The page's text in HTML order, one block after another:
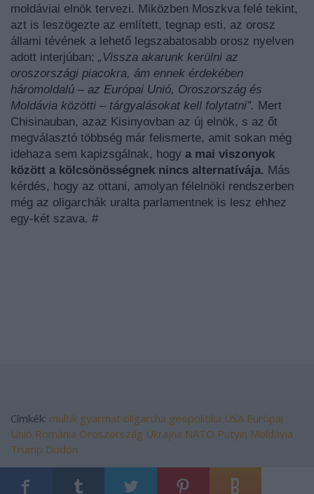
moldáviai elnök tervezi. Miközben Moszkva felé tekint,
azt is leszögezte az említett, tegnap esti, az orosz
állami tévének a lehető legszabatosabb orosz nyelven
adott interjúban: „Vissza akarunk kerülni az
oroszországi piacokra, ám ennek érdekében
háromoldalú – az Európai Unió, Oroszország és
Moldávia közötti – tárgyalásokat kell folytatni”. Mert
Chisinauban, azaz Kisinyovban az új elnök, s az őt
megválasztó többség már felismerte, amit sokan még
idehaza sem kapizsgálnak, hogy a mai viszonyok
között a kölcsönösségnek nincs alternatívája. Más
kérdés, hogy az ottani, amolyan félelnöki rendszerben
még az oligarchák uralta parlamentnek is lesz ehhez
egy-két szava. #
Címkék: multik gyarmat oligarcha geopolitika USA Európai
Unió Románia Oroszország Ukrajna NATO Putyin Moldávia
Trump Dodon